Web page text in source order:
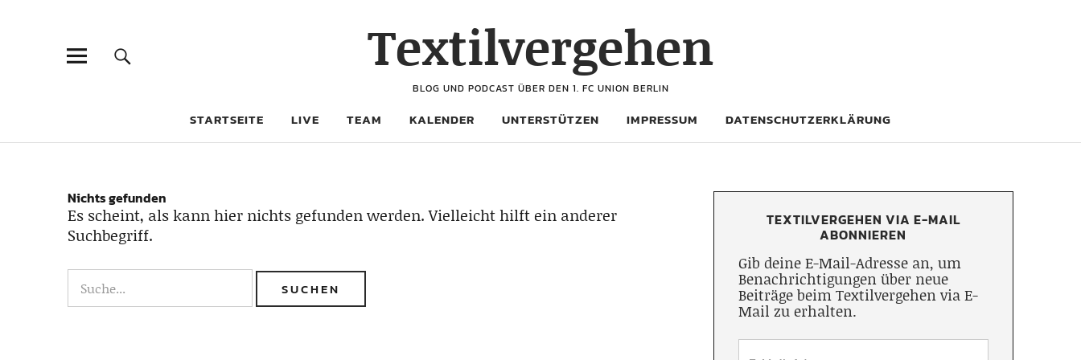
Textilvergehen
BLOG UND PODCAST ÜBER DEN 1. FC UNION BERLIN
STARTSEITE LIVE TEAM KALENDER UNTERSTÜTZEN IMPRESSUM DATENSCHUTZERKLÄRUNG
Nichts gefunden
Es scheint, als kann hier nichts gefunden werden. Vielleicht hilft ein anderer
Suchbegriff.
TEXTILVERGEHEN VIA E-MAIL
ABONNIEREN
Gib deine E-Mail-Adresse an, um
Benachrichtigungen über neue
Beiträge beim Textilvergehen via E-
Mail zu erhalten.